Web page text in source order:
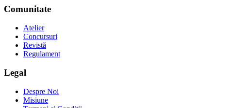
Comunitate
Atelier
Concursuri
Revistă
Regulament
Legal
Despre Noi
Misiune